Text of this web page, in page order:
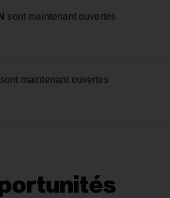
sont maintenant ouvertes
sont maintenant ouvertes